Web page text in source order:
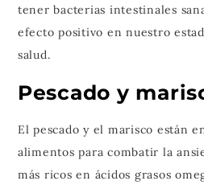
tener bacterias intestinales
efecto positivo en nuestro
salud.
Pescado y
El pescado y el marisco están
alimentos para combatir la
más ricos en ácidos grasos